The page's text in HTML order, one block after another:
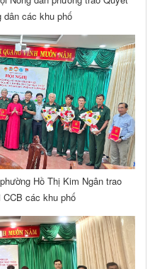
dân các khu phố
Hồ Thị Kim Ngân trao
các khu phố